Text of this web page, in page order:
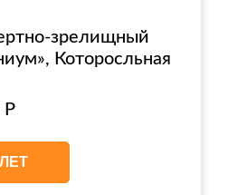
зрелищный
Которосльная
Р